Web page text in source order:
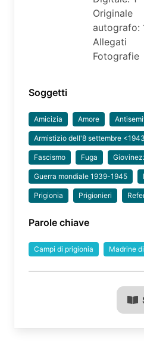
Originale
autografo:
Allegati
Fotografie
Soggetti
Amicizia Amore
Armistizio dell'8 settembre
Fascismo Fuga
Guerra mondiale 1939-1945
Prigionia Prigionieri
Parole chiave
Campi di prigionia Madrine